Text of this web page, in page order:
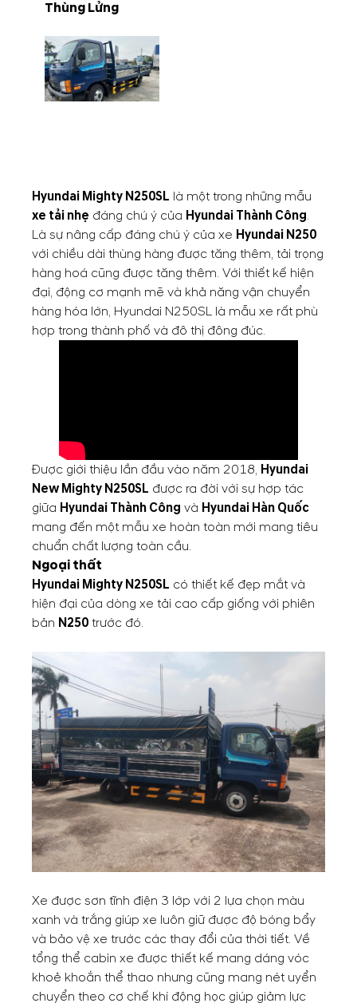
Thùng Lửng
Hyundai Mighty N250SL là một trong những mẫu
xe tải nhẹ đáng chú ý của Hyundai Thành Công.
Là sự nâng cấp đáng chú ý của xe Hyundai N250
với chiều dài thùng hàng được tăng thêm, tải trọng
hàng hoá cũng được tăng thêm. Với thiết kế hiện
đại, động cơ mạnh mẽ và khả năng vận chuyển
hàng hóa lớn, Hyundai N250SL là mẫu xe rất phù
hợp trong thành phố và đô thị đông đúc.
Được giới thiệu lần đầu vào năm 2018, Hyundai
New Mighty N250SL được ra đời với sự hợp tác
giữa Hyundai Thành Công và Hyundai Hàn Quốc
mang đến một mẫu xe hoàn toàn mới mang tiêu
chuẩn chất lượng toàn cầu.
Ngoại thất
Hyundai Mighty N250SL có thiết kế đẹp mắt và
hiện đại của dòng xe tải cao cấp giống với phiên
bản N250 trước đó.
Xe được sơn tĩnh điện 3 lớp với 2 lựa chọn màu
xanh và trắng giúp xe luôn giữ được độ bóng bẩy
và bảo vệ xe trước các thay đổi của thời tiết. Về
tổng thể cabin xe được thiết kế mang dáng vóc
khoẻ khoắn thể thao nhưng cũng mang nét uyển
chuyển theo cơ chế khí động học giúp giảm lực